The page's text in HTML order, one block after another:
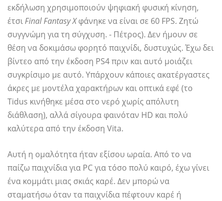
εκδήλωση χρησιμοποιούν ψηφιακή φυσική κίνηση,
έτσιFinal Fantasy Xφάνηκε να είναι σε 60 FPS. Ζητώ
συγγνώμη για τη σύγχυση. - Πέτρος). Δεν ήμουν σε
θέση να δοκιμάσω φορητό παιχνίδι, δυστυχώς. Έχω δει
βίντεο από την έκδοση PS4 πριν και αυτό μοιάζει
συγκρίσιμο με αυτό. Υπάρχουν κάποιες ακατέργαστες
άκρες με μοντέλα χαρακτήρων και οπτικά εφέ (το
Tidus κινήθηκε μέσα στο νερό χωρίς απόλυτη
διάθλαση), αλλά σίγουρα φαινόταν HD και πολύ
καλύτερα από την έκδοση Vita.
Αυτή η ομαλότητα ήταν εξίσου ωραία. Από το να
παίζω παιχνίδια για PC για τόσο πολύ καιρό, έχω γίνει
ένα κομμάτι μιας σκιάς καρέ. Δεν μπορώ να
σταματήσω όταν τα παιχνίδια πέφτουν καρέ ή